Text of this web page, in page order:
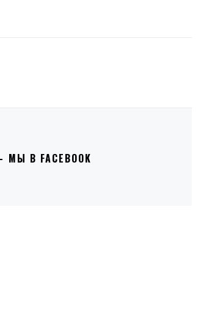
МЫ В FACEBOOK